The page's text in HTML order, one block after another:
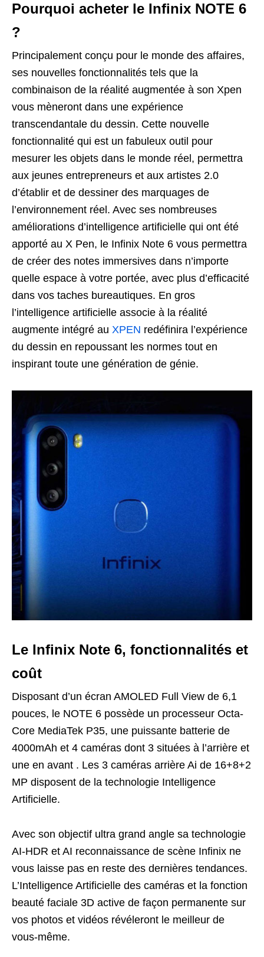
Pourquoi acheter le Infinix NOTE 6
?
Principalement conçu pour le monde des affaires,
ses nouvelles fonctionnalités tels que la
combinaison de la réalité augmentée à son Xpen
vous mèneront dans une expérience
transcendantale du dessin. Cette nouvelle
fonctionnalité qui est un fabuleux outil pour
mesurer les objets dans le monde réel, permettra
aux jeunes entrepreneurs et aux artistes 2.0
d’établir et de dessiner des marquages de
l’environnement réel. Avec ses nombreuses
améliorations d’intelligence artificielle qui ont été
apporté au X Pen, le Infinix Note 6 vous permettra
de créer des notes immersives dans n’importe
quelle espace à votre portée, avec plus d’efficacité
dans vos taches bureautiques. En gros
l’intelligence artificielle associe à la réalité
augmente intégré au XPEN redéfinira l’expérience
du dessin en repoussant les normes tout en
inspirant toute une génération de génie.
Le Infinix Note 6, fonctionnalités et
coût
Disposant d’un écran AMOLED Full View de 6,1
pouces, le NOTE 6 possède un processeur Octa-
Core MediaTek P35, une puissante batterie de
4000mAh et 4 caméras dont 3 situées à l’arrière et
une en avant . Les 3 caméras arrière Ai de 16+8+2
MP disposent de la technologie Intelligence
Artificielle.
Avec son objectif ultra grand angle sa technologie
AI-HDR et AI reconnaissance de scène Infinix ne
vous laisse pas en reste des dernières tendances.
L’Intelligence Artificielle des caméras et la fonction
beauté faciale 3D active de façon permanente sur
vos photos et vidéos révéleront le meilleur de
vous-même.